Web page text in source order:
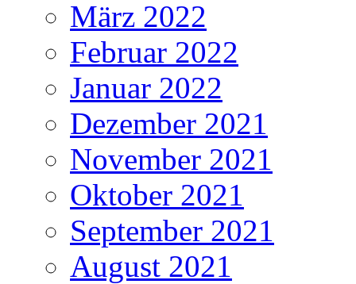
März 2022
Februar 2022
Januar 2022
Dezember 2021
November 2021
Oktober 2021
September 2021
August 2021